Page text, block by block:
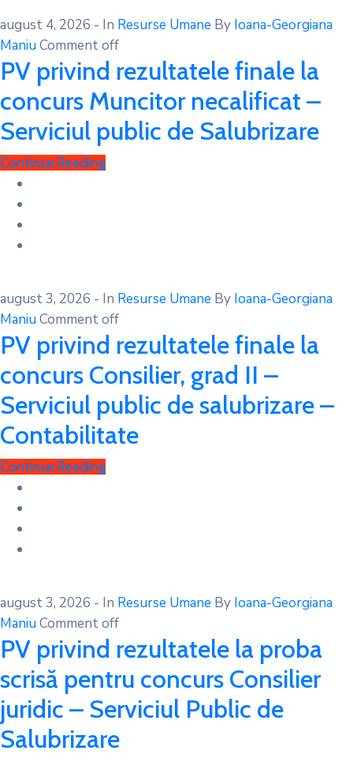
august 4, 2026 - In Resurse Umane By Ioana-Georgiana
ManiuComment off
PV privind rezultatele finale la
concurs Muncitor necalificat –
Serviciul public de Salubrizare
Continue Reading
august 3, 2026 - In Resurse Umane By Ioana-Georgiana
ManiuComment off
PV privind rezultatele finale la
concurs Consilier, grad II –
Serviciul public de salubrizare –
Contabilitate
Continue Reading
august 3, 2026 - In Resurse Umane By Ioana-Georgiana
ManiuComment off
PV privind rezultatele la proba
scrisă pentru concurs Consilier
juridic – Serviciul Public de
Salubrizare